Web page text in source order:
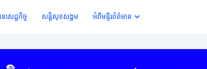
សេដ្ឋកិច្ច សន្តិសុខសង្គម អំពីមន្ទីរព័ត៌មាន